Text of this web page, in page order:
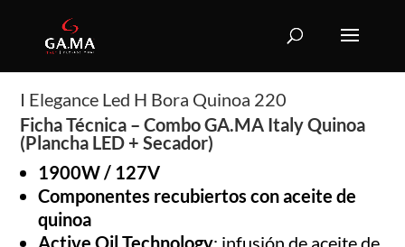
I Elegance Led H Bora Quinoa 220
Ficha Técnica – Combo GA.MA Italy Quinoa
(Plancha LED + Secador)
1900W / 127V
Componentes recubiertos con aceite de
quinoa